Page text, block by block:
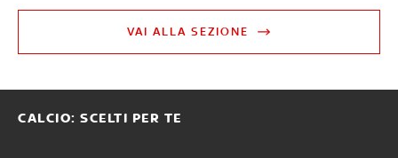
VAI ALLA SEZIONE
CALCIO: SCELTI PER TE